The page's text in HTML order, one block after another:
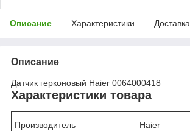
Описание Характеристики Доставка
Описание
Датчик герконовый Haier 0064000418
Характеристики товара
Производитель Haier